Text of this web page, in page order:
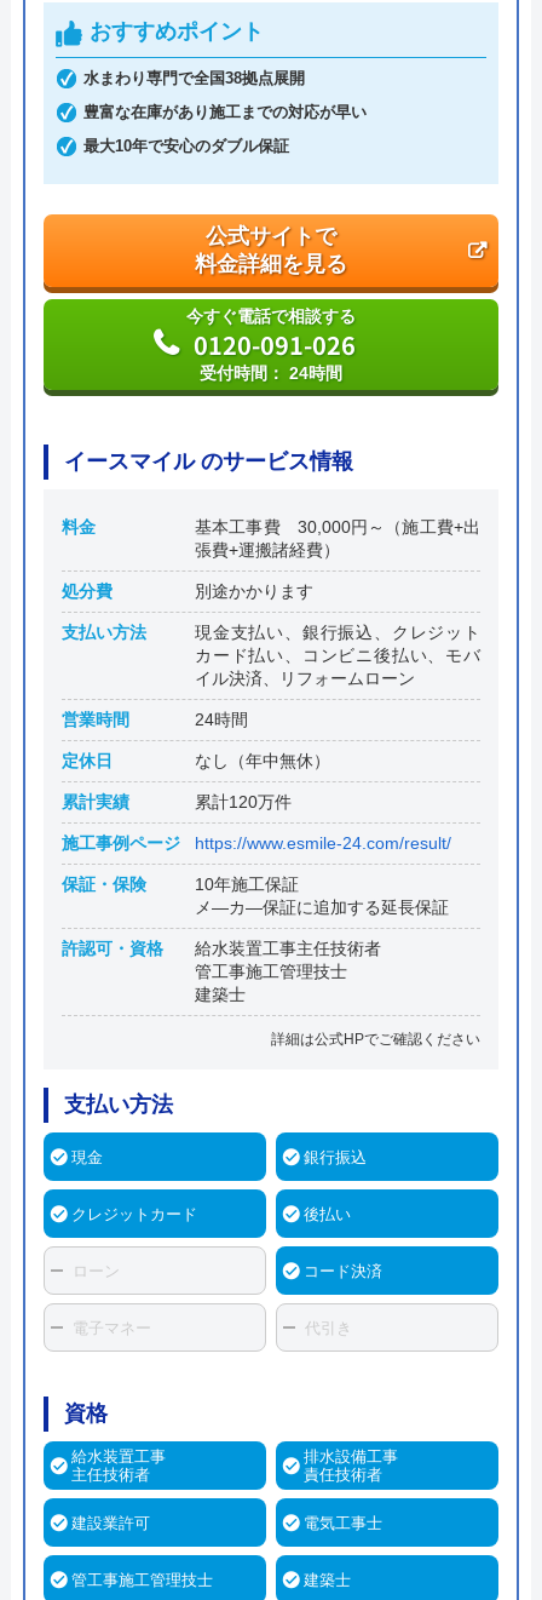
創業・設立 ―
本社所在地
〒190-0181
東京都西多摩郡日の出町大久野1152-
13
おすすめポイント
水まわり専門で全国38拠点展開
豊富な在庫があり施工までの対応が早い
最大10年で安心のダブル保証
公式サイトで
料金詳細を見る
今すぐ電話で相談する
0120-091-026
受付時間： 24時間
イースマイル のサービス情報
料金
基本工事費 30,000円～（施工費+出
張費+運搬諸経費）
処分費 別途かかります
支払い方法
現金支払い、銀行振込、クレジット
カード払い、コンビニ後払い、モバ
イル決済、リフォームローン
営業時間 24時間
定休日 なし（年中無休）
累計実績 累計120万件
施工事例ページ https://www.esmile-24.com/result/
保証・保険
10年施工保証
メ―カ―保証に追加する延長保証
許認可・資格
給水装置工事主任技術者
管工事施工管理技士
建築士
詳細は公式HPでご確認ください
支払い方法
現金 銀行振込
クレジットカード 後払い
ローン コード決済
電子マネー 代引き
資格
給水装置工事
主任技術者
排水設備工事
責任技術者
建設業許可 電気工事士
管工事施工管理技士 建築士